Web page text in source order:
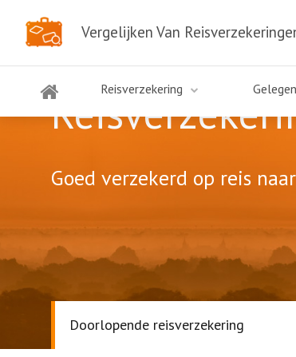
Vergelijken Van
Reisverzekering
Goed verzekerd op reis
Doorlopende reisverzekering